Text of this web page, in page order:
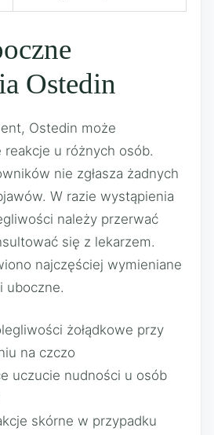
Ostedin
Ostedin może
reakcje u różnych osób.
nie zgłasza żadnych
W razie wystąpienia
należy przerwać
się z lekarzem.
najczęściej wymieniane
uboczne.
żołądkowe przy
na czczo
uczucie nudności u osób
skórne w przypadku